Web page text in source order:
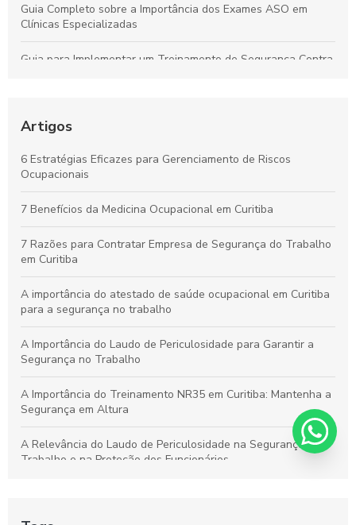
Guia Completo sobre a Importância dos Exames ASO em
Clínicas Especializadas
Guia para Implementar um Treinamento de Segurança Contra
no Trabalho
Por que os Exames Ocupacionais São Essenciais para a
Saúde e Segurança no Trabalho
Curso de NR10 em Curitiba: Essencial para Garantir a
Segurança no Trabalho
Artigos
6 Estratégias Eficazes para Gerenciamento de Riscos
Ocupacionais
7 Benefícios da Medicina Ocupacional em Curitiba
7 Razões para Contratar Empresa de Segurança do Trabalho
em Curitiba
A importância do atestado de saúde ocupacional em Curitiba
para a segurança no trabalho
A Importância do Laudo de Periculosidade para Garantir a
Segurança no Trabalho
A Importância do Treinamento NR35 em Curitiba: Mantenha a
Segurança em Altura
A Relevância do Laudo de Periculosidade na Segurança do
Trabalho e na Proteção dos Funcionários